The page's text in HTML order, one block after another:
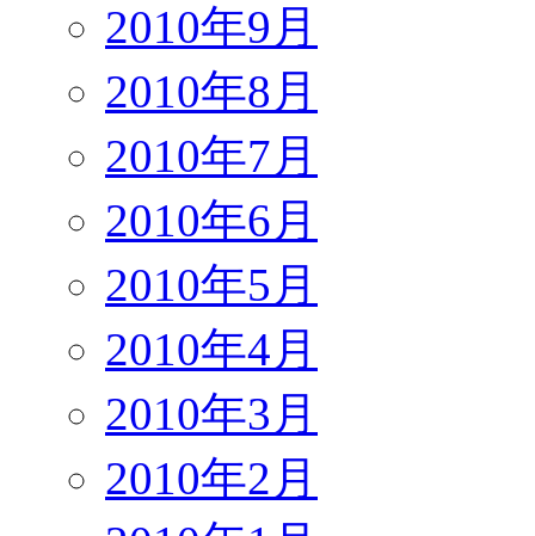
2010年9月
2010年8月
2010年7月
2010年6月
2010年5月
2010年4月
2010年3月
2010年2月